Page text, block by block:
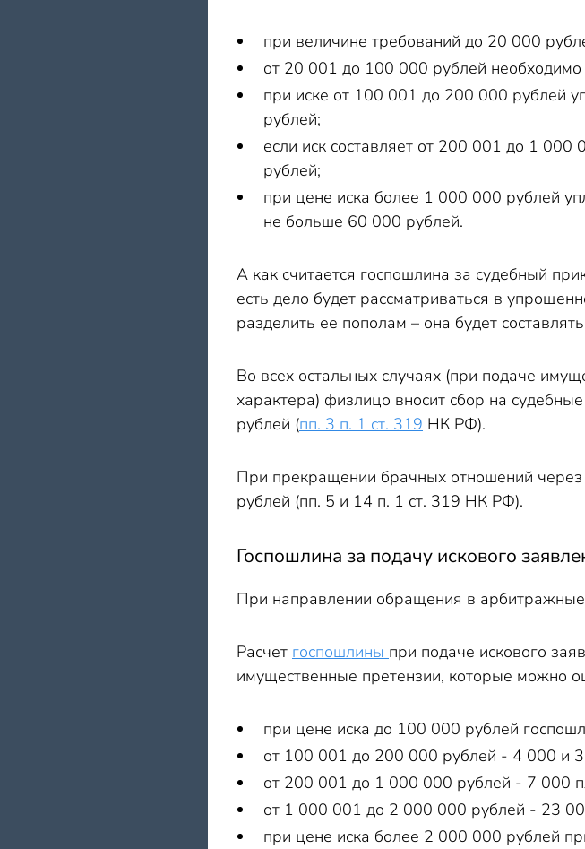
при величине требований до 20 000
от 20 001 до 100 000 рублей
при иске от 100 001 до 200 000 рублей
рублей;
если иск составляет от 200 001 до 1
рублей;
при цене иска более 1 000 000 рублей
не больше 60 000 рублей.
А как считается госпошлина за судебный
есть дело будет рассматриваться в
разделить ее пополам – она будет
Во всех остальных случаях (при подаче
характера) физлицо вносит сбор на
рублей (пп. 3 п. 1 ст. 319 НК РФ).
При прекращении брачных отношений
рублей (пп. 5 и 14 п. 1 ст. 319 НК РФ).
Госпошлина за подачу искового
При направлении обращения в арбитражные
Расчет госпошлины при подаче искового
имущественные претензии, которые можно
при цене иска до 100 000 рублей
от 100 001 до 200 000 рублей - 4 000 и
от 200 001 до 1 000 000 рублей - 7 000
от 1 000 001 до 2 000 000 рублей - 23
при цене иска более 2 000 000 рублей